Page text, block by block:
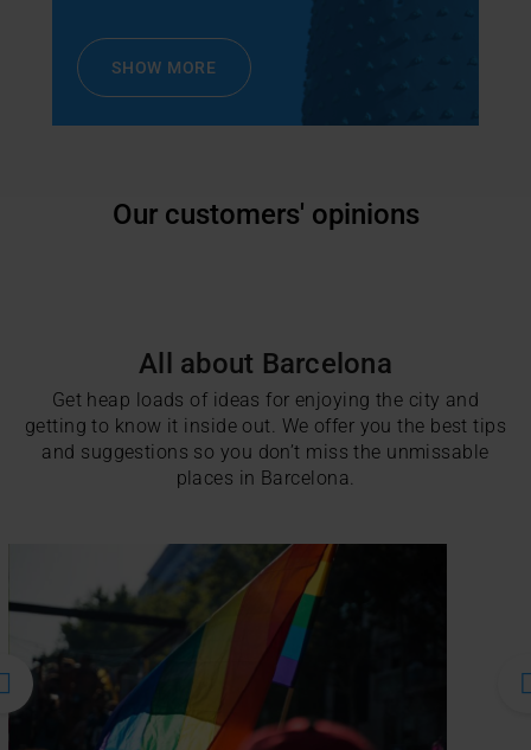
SHOW MORE
Our customers' opinions
All about Barcelona
Get heap loads of ideas for enjoying the city and
getting to know it inside out. We offer you the best tips
and suggestions so you don’t miss the unmissable
places in Barcelona.